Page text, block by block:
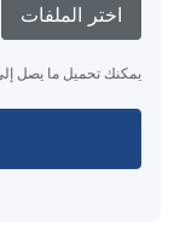
اختر الملفات
يمكنك تحميل ما يصل إلى 5 ملفات وكل ملف بحجم 10M أقصى.